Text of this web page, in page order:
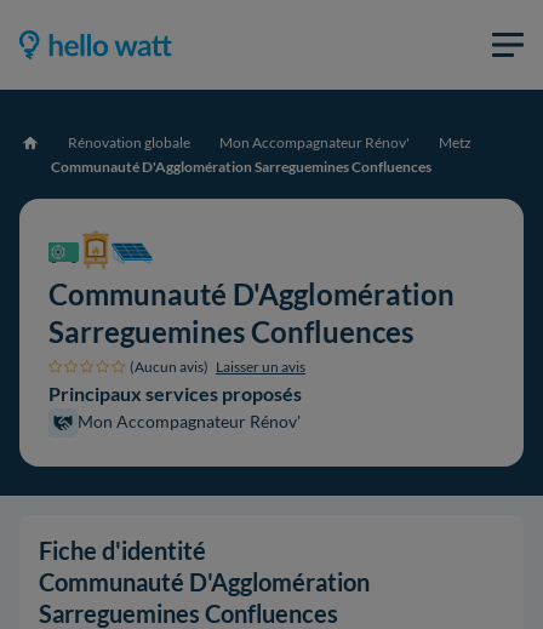
Accueil Rénovation globale Mon Accompagnateur Rénov'
Metz
Communauté D'Agglomération Sarreguemines Confluences
Communauté D'Agglomération
Sarreguemines Confluences
(Aucun avis) Laisser un avis
Principaux services proposés
Mon Accompagnateur Rénov'
Fiche d'identité
Communauté D'Agglomération
Sarreguemines Confluences